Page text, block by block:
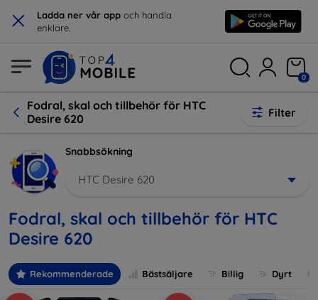
× Ladda ner vår app och handla
enklare.
0
Fodral, skal och tillbehör för HTC
Desire 620
Filter
Snabbsökning
HTC Desire 620
Fodral, skal och tillbehör för HTC
Desire 620
Rekommenderade Bästsäljare Billig Dyrt